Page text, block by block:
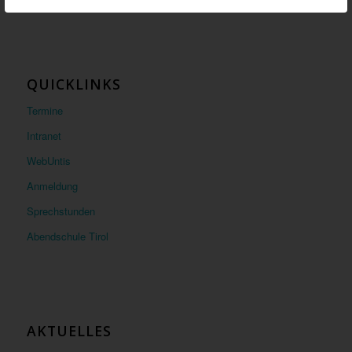
QUICKLINKS
Termine
Intranet
WebUntis
Anmeldung
Sprechstunden
Abendschule Tirol
AKTUELLES